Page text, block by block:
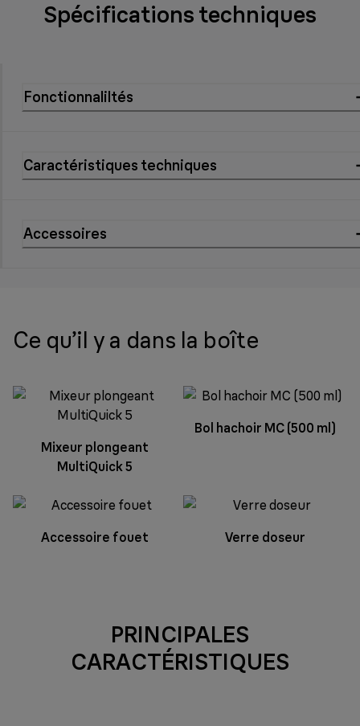
Spécifications techniques
Fonctionnaliltés
Caractéristiques techniques
Accessoires
Ce qu’il y a dans la boîte
Mixeur plongeant
MultiQuick 5
Bol hachoir MC (500 ml)
Accessoire fouet Verre doseur
PRINCIPALES
CARACTÉRISTIQUES